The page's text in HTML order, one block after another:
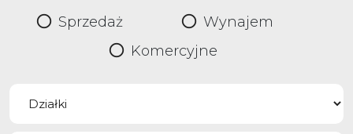
Sprzedaż
Wynajem
Komercyjne